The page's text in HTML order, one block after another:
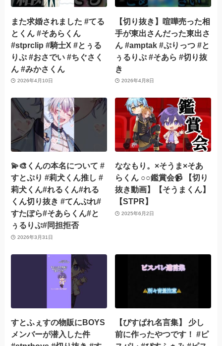
また求婚されました #てる
とくん #そあらくん
#stprclip #騎士X #とぅる
りぷ #おさでい #ちぐさく
ん #みかさくん
2026年4月10日
【切り抜き】喧嘩売った相
手が東出さんだった東出さ
ん #amptak #ぷりっつ #と
ぅるりぷ #そあら #切り抜
き
2026年4月8日
💫🎨くんの本名について #
すとぷり #莉犬くん推し #
莉犬くん#れるくん#れる
くん切り抜き #てんぷれ#
すたぽら#そあらくん#と
ぅるりぷ#同担拒否
2026年3月31日
ななもり。×そうま×そあ
らくん ○○鑑賞会📹 【切り
抜き動画】【そうまくん】
【STPR】
2025年6月2日
すとふぇすの物販にBOYS
メンバーが潜入した件
【ぴすぱれ名言集】 少し
前に作ったやつです！ #ピ